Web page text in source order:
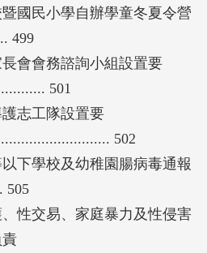
國民小學自辦學童冬夏令營
499
會會務諮詢小組設置要
501
志工隊設置要
502
下學校及幼稚園腸病毒通報
505
性交易、家庭暴力及性侵害